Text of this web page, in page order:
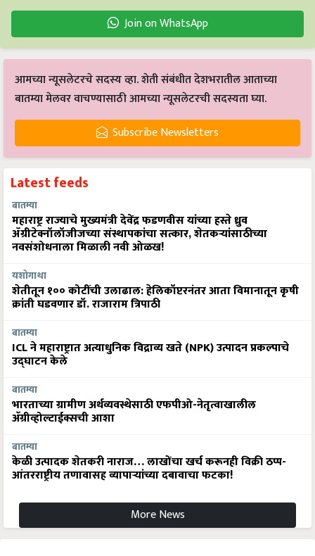
Join on WhatsApp
आमच्या न्यूसलेटरचे सदस्य व्हा. शेती संबंधीत देशभरातील आताच्या
बातम्या मेलवर वाचण्यासाठी आमच्या न्यूसलेटरची सदस्यता घ्या.
Subscribe Newsletters
Latest feeds
बातम्या
महाराष्ट्र राज्याचे मुख्यमंत्री देवेंद्र फडणवीस यांच्या हस्ते ध्रुव
ॲग्रीटेक्नॉलॉजीजच्या संस्थापकांचा सत्कार, शेतकऱ्यांसाठीच्या
नवसंशोधनाला मिळाली नवी ओळख!
यशोगाथा
शेतीतून १०० कोटींची उलाढाल: हेलिकॉप्टरनंतर आता विमानातून कृषी
क्रांती घडवणार डॉ. राजाराम त्रिपाठी
बातम्या
ICL ने महाराष्ट्रात अत्याधुनिक विद्राव्य खते (NPK) उत्पादन प्रकल्पाचे
उद्घाटन केले
बातम्या
भारताच्या ग्रामीण अर्थव्यवस्थेसाठी एफपीओ-नेतृत्वाखालील
अ‍ॅग्रीव्होल्टाईक्सची आशा
बातम्या
केळी उत्पादक शेतकरी नाराज… लाखोंचा खर्च करूनही विक्री ठप्प-
आंतरराष्ट्रीय तणावासह व्यापाऱ्यांच्या दबावाचा फटका!
More News